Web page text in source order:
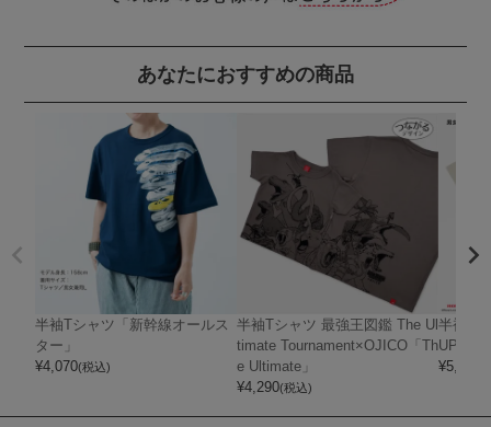
あなたにおすすめの商品
半袖Tシャツ「新幹線オールス
ター」
¥4,070(税込)
半袖Tシャツ 最強王図鑑 The Ul
timate Tournament×OJICO「Th
e Ultimate」
¥4,290(税込)
半袖T
UPER
¥5,720